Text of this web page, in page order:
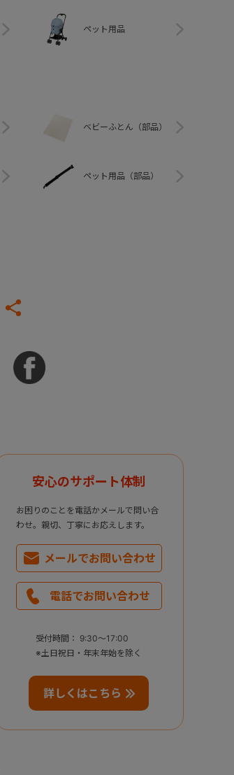
ペット用品
ベビーふとん（部品）
ペット用品（部品）
安心のサポート体制
お困りのことを電話かメールで問い合
わせ。親切、丁寧にお応えします。
メールでお問い合わせ
電話でお問い合わせ
受付時間： 9:30～17:00
※土日祝日・年末年始を除く
詳しくはこちら